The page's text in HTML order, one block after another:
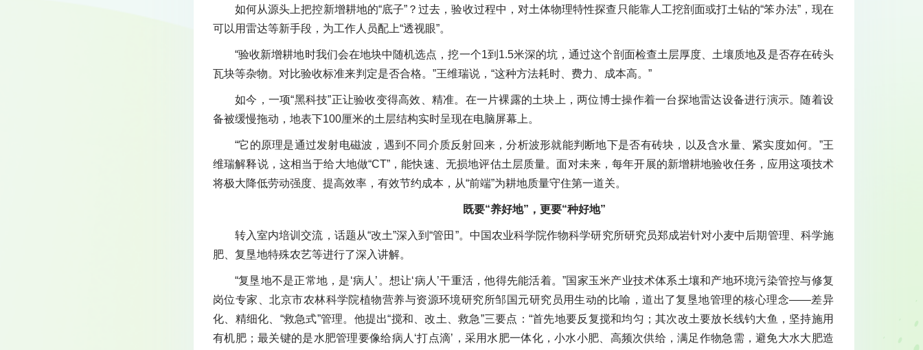
如何从源头上把控新增耕地的“底子”？过去，验收过程中，对土体物理特性探查只能靠人工挖剖面或打土钻的“笨办法”，现在
可以用雷达等新手段，为工作人员配上“透视眼”。
“验收新增耕地时我们会在地块中随机选点，挖一个1到1.5米深的坑，通过这个剖面检查土层厚度、土壤质地及是否存在砖头
瓦块等杂物。对比验收标准来判定是否合格。”王维瑞说，“这种方法耗时、费力、成本高。”
如今，一项“黑科技”正让验收变得高效、精准。在一片裸露的土块上，两位博士操作着一台探地雷达设备进行演示。随着设
备被缓慢拖动，地表下100厘米的土层结构实时呈现在电脑屏幕上。
“它的原理是通过发射电磁波，遇到不同介质反射回来，分析波形就能判断地下是否有砖块，以及含水量、紧实度如何。”王
维瑞解释说，这相当于给大地做“CT”，能快速、无损地评估土层质量。面对未来，每年开展的新增耕地验收任务，应用这项技术
将极大降低劳动强度、提高效率，有效节约成本，从“前端”为耕地质量守住第一道关。
既要“养好地”，更要“种好地”
转入室内培训交流，话题从“改土”深入到“管田”。中国农业科学院作物科学研究所研究员郑成岩针对小麦中后期管理、科学施
肥、复垦地特殊农艺等进行了深入讲解。
“复垦地不是正常地，是‘病人’。想让‘病人’干重活，他得先能活着。”国家玉米产业技术体系土壤和产地环境污染管控与修复
岗位专家、北京市农林科学院植物营养与资源环境研究所邹国元研究员用生动的比喻，道出了复垦地管理的核心理念——差异
化、精细化、“救急式”管理。他提出“搅和、改土、救急”三要点：“首先地要反复搅和均匀；其次改土要放长线钓大鱼，坚持施用
有机肥；最关键的是水肥管理要像给病人‘打点滴’，采用水肥一体化，小水小肥、高频次供给，满足作物急需，避免大水大肥造